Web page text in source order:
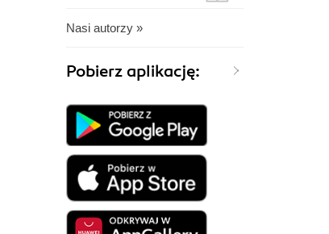
Nasi autorzy »
Pobierz aplikację: